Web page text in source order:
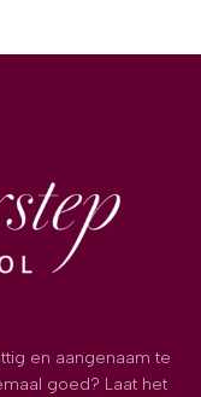
en aangenaam te
goed? Laat het